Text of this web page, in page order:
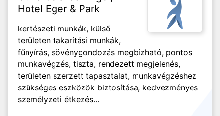
Hotel Eger & Park
kertészeti munkák, külső
területen takarítási munkák,
fűnyírás, sövénygondozás megbízható, pontos
munkavégzés, tiszta, rendezett megjelenés,
területen szerzett tapasztalat, munkavégzéshez
szükséges eszközök biztosítása, kedvezményes
személyzeti étkezés...